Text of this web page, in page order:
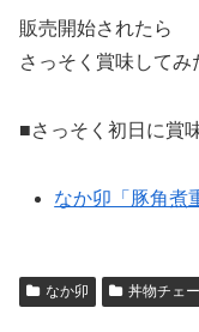
販売開始されたら
さっそく賞味してみ
■さっそく初日に賞
なか卯「豚角煮
なか卯 丼物チェ